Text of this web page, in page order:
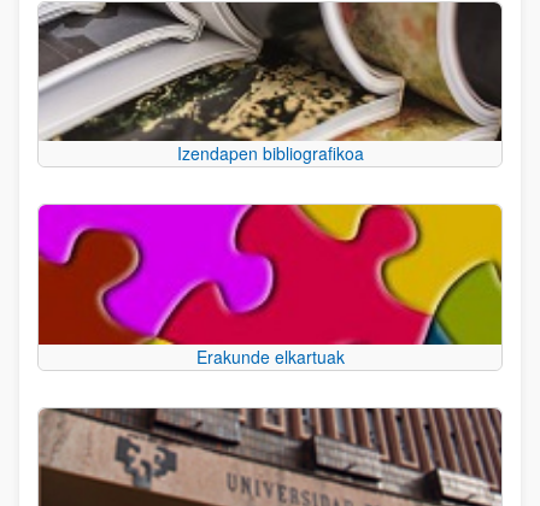
Izendapen bibliografikoa
Erakunde elkartuak